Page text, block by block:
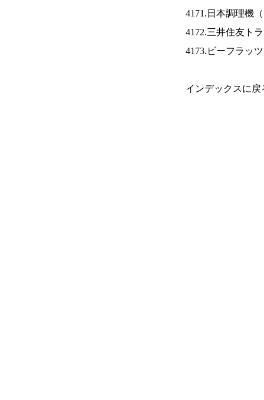
4171.日本調理機（
4172.三井住友ト
4173.ビーフラッ
インデックスに戻